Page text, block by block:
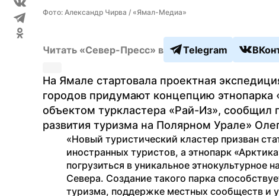
Фото: Александр Чирва / «Ямал-Медиа»
Читать «Север-Пресс» в Telegram
На Ямале стартовала проектная
городов придумают концепцию
объектом туркластера «Рай-Из»,
развития туризма на Полярном Урале»
«Новый туристический кластер призван
иностранных туристов, а этнопарк
погрузиться в уникальное
Севера. Создание такого парка